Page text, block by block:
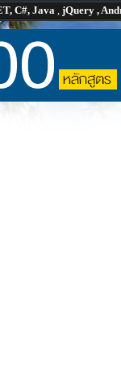
C#, Java , jQuery ,